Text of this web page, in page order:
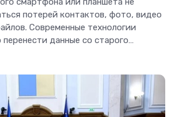
потерей контактов, фото, видео
Современные технологии
данные со старого